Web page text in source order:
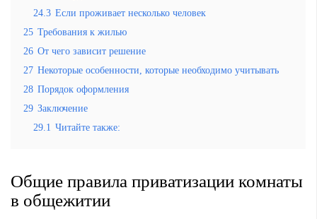
24.3 Если проживает несколько человек
25 Требования к жилью
26 От чего зависит решение
27 Некоторые особенности, которые необходимо учитывать
28 Порядок оформления
29 Заключение
29.1 Читайте также:
Общие правила приватизации комнаты
в общежитии